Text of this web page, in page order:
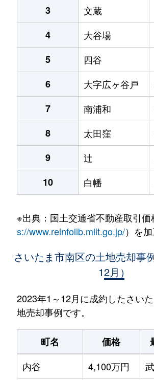
3
文蔵
4
大谷場
5
四谷
6
大字広ヶ谷戸
7
南浦和
8
太田窪
9
辻
10
白幡
※出典：国土交通省不動産取引価
s://www.reinfolib.mlit.go.jp/）を
さいたま市南区の土地売却事
12月）
2023年1～12月に成約したさい
地売却事例です。
町名 価格
内谷
4,100万円